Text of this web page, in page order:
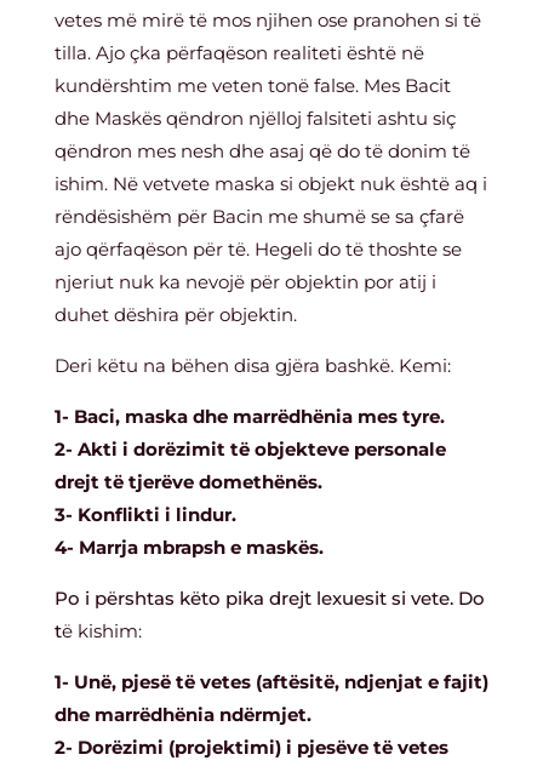
vetes më mirë të mos njihen ose pranohen si të
tilla. Ajo çka përfaqëson realiteti është në
kundërshtim me veten tonë false. Mes Bacit
dhe Maskës qëndron njëlloj falsiteti ashtu siç
qëndron mes nesh dhe asaj që do të donim të
ishim. Në vetvete maska si objekt nuk është aq i
rëndësishëm për Bacin me shumë se sa çfarë
ajo qërfaqëson për të. Hegeli do të thoshte se
njeriut nuk ka nevojë për objektin por atij i
duhet dëshira për objektin.
Deri këtu na bëhen disa gjëra bashkë. Kemi:
1- Baci, maska dhe marrëdhënia mes tyre.
2- Akti i dorëzimit të objekteve personale
drejt të tjerëve domethënës.
3- Konflikti i lindur.
4- Marrja mbrapsh e maskës.
Po i përshtas këto pika drejt lexuesit si vete. Do
të kishim:
1- Unë, pjesë të vetes (aftësitë, ndjenjat e fajit)
dhe marrëdhënia ndërmjet.
2- Dorëzimi (projektimi) i pjesëve të vetes